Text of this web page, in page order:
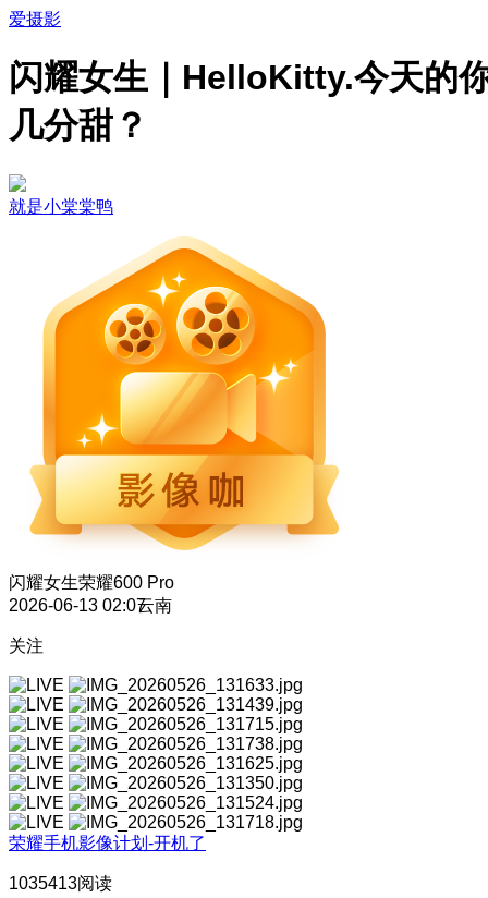
爱摄影
闪耀女生｜HelloKitty.今天的
几分甜？
就是小棠棠鸭
闪耀女生荣耀600 Pro
2026-06-13 02:07云南
关注
荣耀手机影像计划-开机了
1035413阅读